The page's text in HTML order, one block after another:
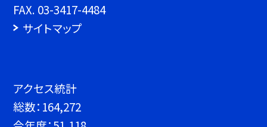
FAX. 03-3417-4484
サイトマップ
アクセス統計
総数： 164,272